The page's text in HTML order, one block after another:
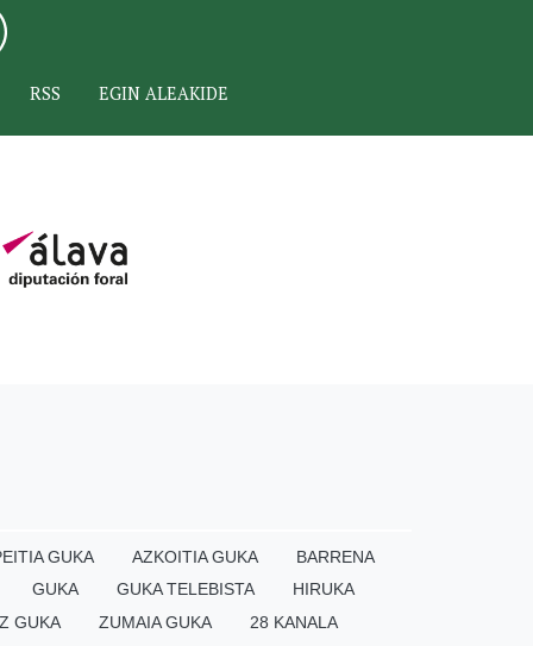
RSS EGIN ALEAKIDE
GUKA AZKOITIA GUKA
BARRENA
GUKA GUKA TELEBISTA
HIRUKA
GUKA ZUMAIA GUKA 28 KANALA